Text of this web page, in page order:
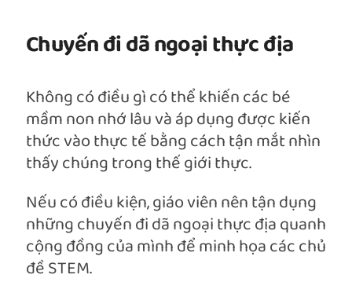
Chuyến đi dã ngoại thực địa
Không có điều gì có thể khiến các bé
mầm non nhớ lâu và áp dụng được kiến
thức vào thực tế bằng cách tận mắt nhìn
thấy chúng trong thế giới thực.
Nếu có điều kiện, giáo viên nên tận dụng
những chuyến đi dã ngoại thực địa quanh
cộng đồng của mình để minh họa các chủ
đề STEM.